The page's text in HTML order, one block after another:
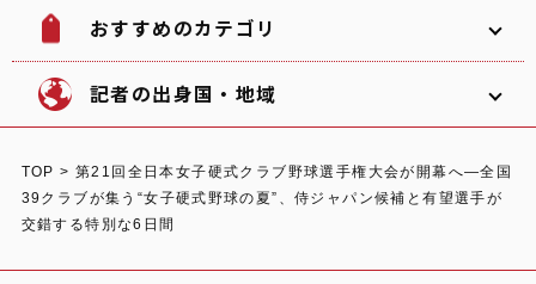
韓国 北海道
東北
おすすめのカテゴリ
ソフトボール
体験 宿泊
記者の出身国・地域
TOP > 第21回全日本女子硬式クラブ野球選手権大会が開幕へ―全国
39クラブが集う“女子硬式野球の夏”、侍ジャパン候補と有望選手が
交錯する特別な6日間